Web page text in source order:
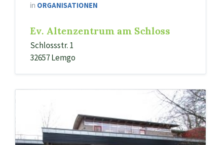
in ORGANISATIONEN
Ev. Altenzentrum am Schloss
Schlossstr. 1
32657 Lemgo